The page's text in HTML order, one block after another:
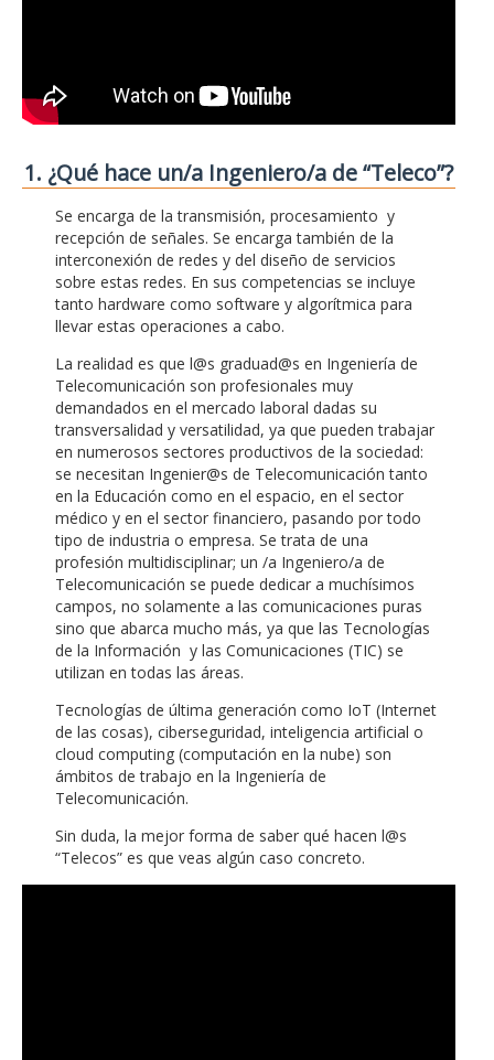
1. ¿Qué hace un/a Ingeniero/a de “Teleco”?
Se encarga de la transmisión, procesamiento y
recepción de señales. Se encarga también de la
interconexión de redes y del diseño de servicios
sobre estas redes. En sus competencias se incluye
tanto hardware como software y algorítmica para
llevar estas operaciones a cabo.
La realidad es que l@s graduad@s en Ingeniería de
Telecomunicación son profesionales muy
demandados en el mercado laboral dadas su
transversalidad y versatilidad, ya que pueden trabajar
en numerosos sectores productivos de la sociedad:
se necesitan Ingenier@s de Telecomunicación tanto
en la Educación como en el espacio, en el sector
médico y en el sector financiero, pasando por todo
tipo de industria o empresa. Se trata de una
profesión multidisciplinar; un /a Ingeniero/a de
Telecomunicación se puede dedicar a muchísimos
campos, no solamente a las comunicaciones puras
sino que abarca mucho más, ya que las Tecnologías
de la Información y las Comunicaciones (TIC) se
utilizan en todas las áreas.
Tecnologías de última generación como IoT (Internet
de las cosas), ciberseguridad, inteligencia artificial o
cloud computing (computación en la nube) son
ámbitos de trabajo en la Ingeniería de
Telecomunicación.
Sin duda, la mejor forma de saber qué hacen l@s
“Telecos” es que veas algún caso concreto.